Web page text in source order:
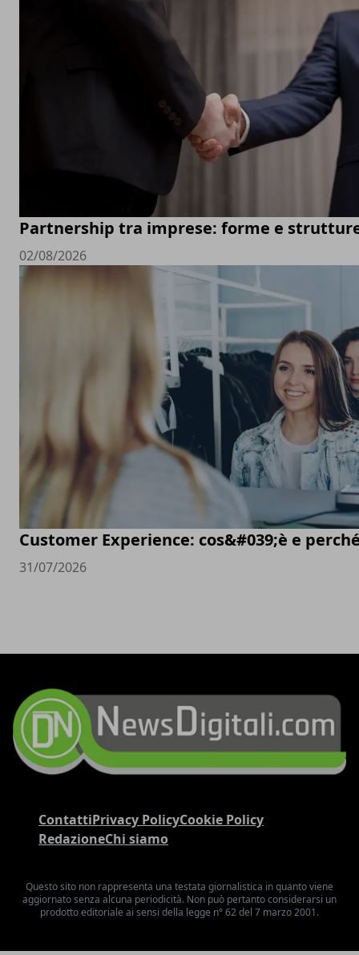
Partnership tra imprese: forme e
02/08/2026
Customer Experience: cos&#039;è e
31/07/2026
ContattiPrivacy PolicyCookie Policy
RedazioneChi siamo
Questo sito non rappresenta una testata giornalistica in quanto viene
aggiornato senza alcuna periodicità. Non può pertanto considerarsi un
prodotto editoriale ai sensi della legge n° 62 del 7 marzo 2001.